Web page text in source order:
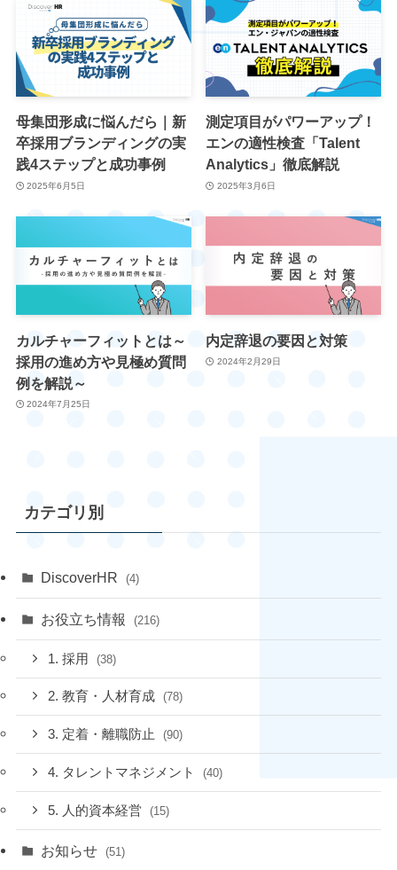
母集団形成に悩んだら｜新
卒採用ブランディングの実
践4ステップと成功事例
2025年6月5日
測定項目がパワーアップ！
エンの適性検査「Talent
Analytics」徹底解説
2025年3月6日
カルチャーフィットとは～
採用の進め方や見極め質問
例を解説～
2024年7月25日
内定辞退の要因と対策
2024年2月29日
カテゴリ別
DiscoverHR (4)
お役立ち情報 (216)
1. 採用 (38)
2. 教育・人材育成 (78)
3. 定着・離職防止 (90)
4. タレントマネジメント (40)
5. 人的資本経営 (15)
お知らせ (51)